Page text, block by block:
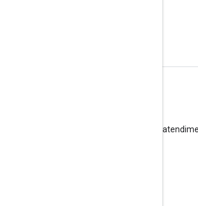
Enviar uma pergunta para o horário de